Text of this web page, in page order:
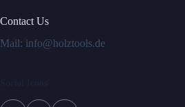
Contact Us
Mail: info@holztools.de